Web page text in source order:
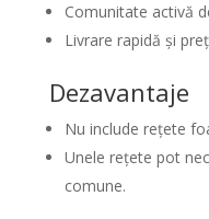
Comunitate activă
Livrare rapidă și
Dezavantaje
Nu include rețete
Unele rețete pot
comune.